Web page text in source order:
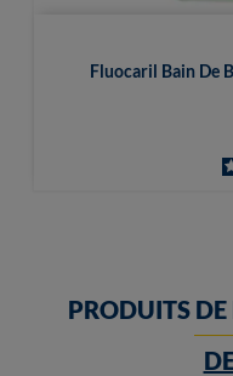
Fluocaril Bain De
PRODUITS